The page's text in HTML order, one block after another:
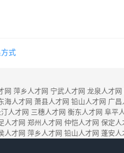
式
网 萍乡人才网 宁武人才网 龙泉人才网
海人才网 萧县人才网 铅山人才网 广昌
人才网 三穗人才网 衡东人才网 阜平
人才网 郑州人才网 仲恺人才网 保定人
人才网 萍乡人才网 铅山人才网 蓬安人